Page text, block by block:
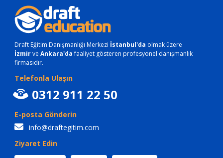
Draft Eğitim Danışmanlığı Merkezi İstanbul'da olmak üzere
İzmirve Ankara'dafaaliyet gösteren profesyonel danışmanlık
firmasıdır.
Telefonla Ulaşın
0312 911 22 50
E-posta Gönderin
info@draftegitim.com
Ziyaret Edin